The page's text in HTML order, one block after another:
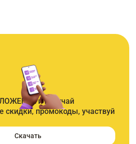
и получай
скидки, промокоды, участвуй
Скачать